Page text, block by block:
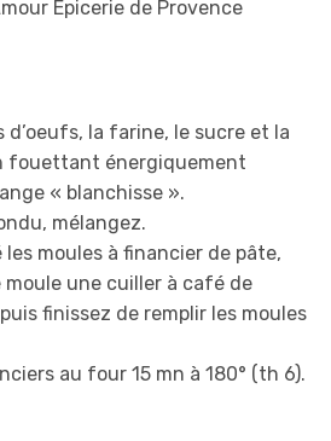
Epicerie de Provence
d’oeufs, la farine, le sucre et la
fouettant énergiquement
« blanchisse ».
mélangez.
les moules à financier de pâte,
une cuiller à café de
finissez de remplir les moules
au four 15 mn à 180° (th 6).